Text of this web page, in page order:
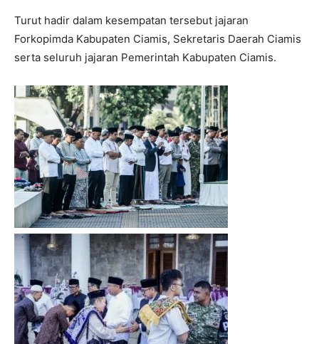
Turut hadir dalam kesempatan tersebut jajaran
Forkopimda Kabupaten Ciamis, Sekretaris Daerah Ciamis
serta seluruh jajaran Pemerintah Kabupaten Ciamis.